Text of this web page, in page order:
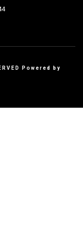
Powered by